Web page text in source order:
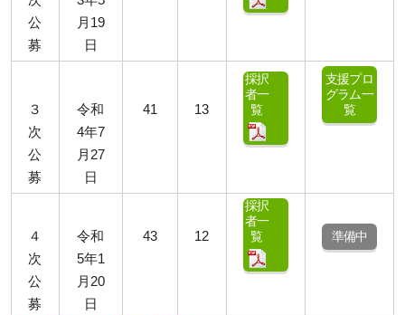
公
募
月19
日
３
次
公
募
令和
4年7
月27
日
41 13
採択
者一
覧
支援プロ
グラム一
覧
４
次
公
募
令和
5年1
月20
日
43 12
採択
者一
覧
準備中